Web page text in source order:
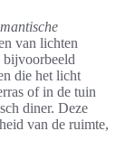
van lichten
bijvoorbeeld
die het licht
of in de tuin
diner. Deze
van de ruimte,